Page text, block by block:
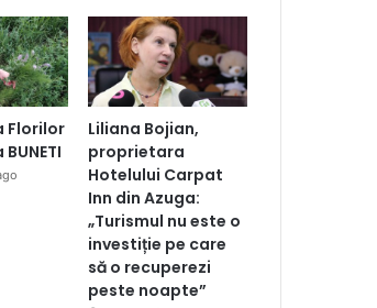
Florilor
Liliana Bojian,
proprietara
Hotelului Carpat
Inn din Azuga:
„Turismul nu este o
investiție pe care
să o recuperezi
peste noapte”